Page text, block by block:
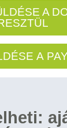
A
A